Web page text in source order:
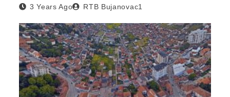
3 Years Ago RTB Bujanovac1